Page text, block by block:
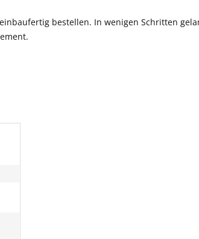
bestellen. In wenigen Schritten